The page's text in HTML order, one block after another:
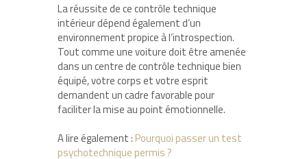
La réussite de ce contrôle technique
intérieur dépend également d’un
environnement propice à l’introspection.
Tout comme une voiture doit être amenée
dans un centre de contrôle technique bien
équipé, votre corps et votre esprit
demandent un cadre favorable pour
faciliter la mise au point émotionnelle.
A lire également : Pourquoi passer un test
psychotechnique permis ?